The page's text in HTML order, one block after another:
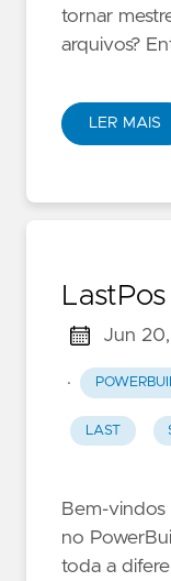
tornar
arquivos?
LER MAIS
LastPos
Jun
·
LAST
Bem-
no
toda a